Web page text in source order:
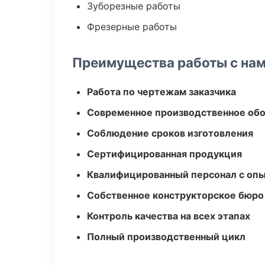
Зуборезные работы
Фрезерные работы
Преимущества работы с
Работа по чертежам заказчика
Современное производственное
Соблюдение сроков изготовления
Сертифицированная продукция
Квалифицированный персонал с
Собственное конструкторское бюро
Контроль качества на всех этапах
Полный производственный цикл